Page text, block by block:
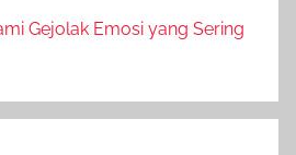
Gejolak Emosi yang Sering